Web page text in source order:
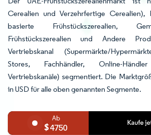
Cerealien und Verzehrfertige Cerealien),
basierte Frühstückszerealien,
Frühstückszerealien und Andere
Vertriebskanal (Supermärkte/
Stores, Fachhändler, Online-
Vertriebskanäle) segmentiert. Die
in USD für alle oben genannten Segmente.
4750